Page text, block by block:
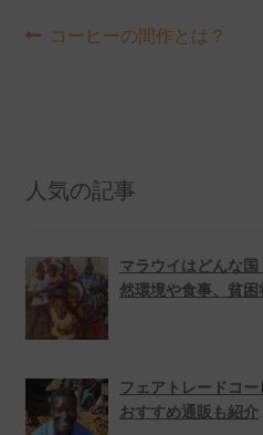
投
ビ
ゲ
ー
シ
ョ
ン
前
コーヒーの間作とは？
人気の記事
マラウイはどんな
然環境や食事、貧
フェアトレードコ
おすすめ通販も紹介